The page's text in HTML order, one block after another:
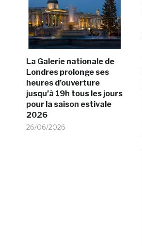
La Galerie nationale de
Londres prolonge ses
heures d’ouverture
jusqu’à 19h tous les jours
pour la saison estivale
2026
26/06/2026